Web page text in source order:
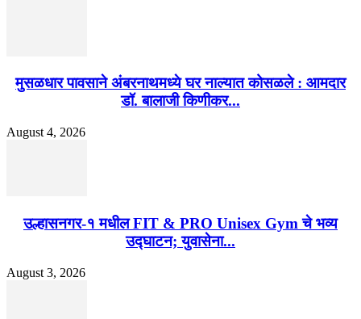
मुसळधार पावसाने अंबरनाथमध्ये घर नाल्यात कोसळले : आमदार
डॉ. बालाजी किणीकर...
August 4, 2026
उल्हासनगर-१ मधील FIT & PRO Unisex Gym चे भव्य
उद्घाटन; युवासेना...
August 3, 2026